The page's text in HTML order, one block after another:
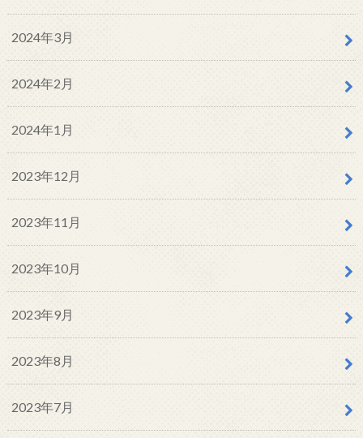
2024年3月
2024年2月
2024年1月
2023年12月
2023年11月
2023年10月
2023年9月
2023年8月
2023年7月